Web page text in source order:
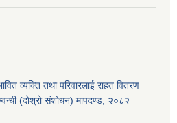
व्यक्ति तथा परिवारलाई राहत वितरण
(दोश्रो संशोधन) मापदण्ड, २०८२